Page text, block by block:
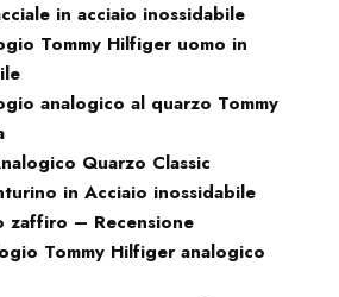
in acciaio inossidabile
Tommy Hilfiger uomo in
analogico al quarzo Tommy
Quarzo Classic
in Acciaio inossidabile
zaffiro – Recensione
Tommy Hilfiger analogico